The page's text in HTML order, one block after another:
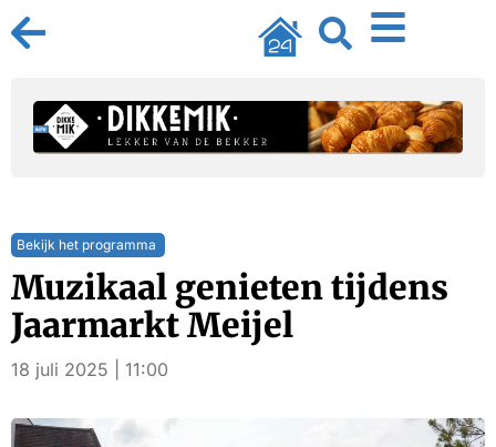
Bekijk het programma
Muzikaal genieten tijdens
Jaarmarkt Meijel
18 juli 2025 | 11:00